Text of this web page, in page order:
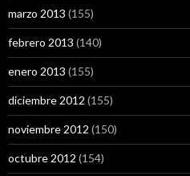
marzo 2013 (155)
febrero 2013 (140)
enero 2013 (155)
diciembre 2012 (155)
noviembre 2012 (150)
octubre 2012 (154)